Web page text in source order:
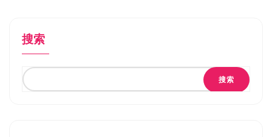
搜索
搜索